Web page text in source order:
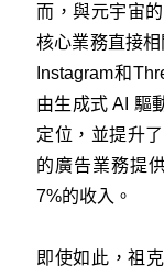
而，與元宇宙
核心業務直接
Instagram和
由生成式 AI 驅
定位，並提升
的廣告業務提
7%的收入。
即使如此，祖